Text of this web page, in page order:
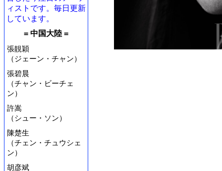
ィストです。毎日更新
しています。
= 中国大陸 =
張靚穎
（ジェーン・チャン）
張碧晨
（チャン・ビーチェ
ン）
許嵩
（シュー・ソン）
陳楚生
（チェン・チュウシェ
ン）
胡彦斌